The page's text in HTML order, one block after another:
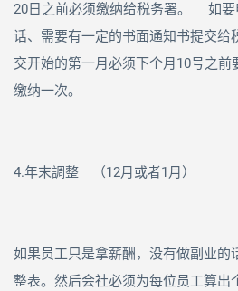
20日之前必须缴纳给税务署。 如要
话、需要有一定的书面通知书提交给
交开始的第一月必须下个月 10号之前
缴纳一次。
4.年末調整 （12月或者1 月）
如果员工只是拿薪酬，没有做副业的
整表。然后会社必须为每位员工算出